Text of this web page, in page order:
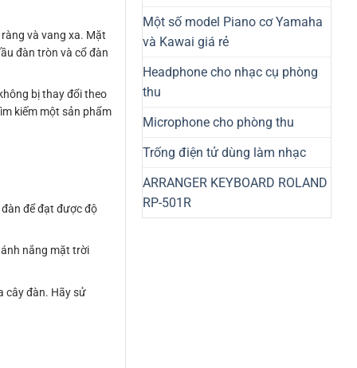
Một số model Piano cơ Yamaha
và Kawai giá rẻ
Headphone cho nhạc cụ phòng
thu
Microphone cho phòng thu
Trống điện tử dùng làm nhạc
ARRANGER KEYBOARD ROLAND
RP-501R
và vang xa. Mặt
đàn tròn và cổ đàn
bị thay đổi theo
kiếm một sản phẩm
để đạt được độ
nắng mặt trời
cây đàn. Hãy sử